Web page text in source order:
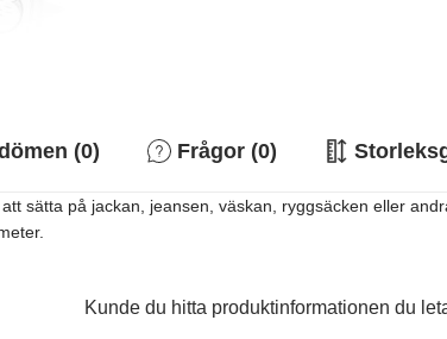
(0) Frågor (0)
sätta på jackan, jeansen, väskan, ryggsäcken eller
Kunde du hitta produktinformationen du